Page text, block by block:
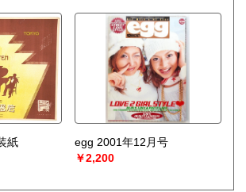
紙
egg 2001年12月号
￥2,200